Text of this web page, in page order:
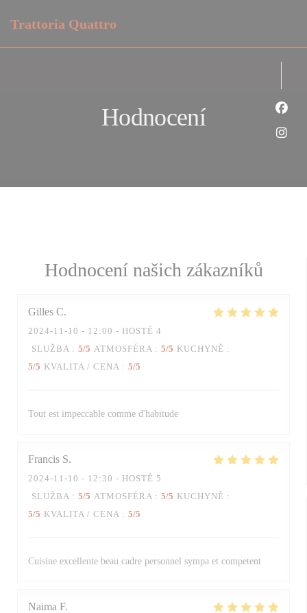
Trattoria Quattro
Hodnocení
Hodnocení našich zákazníků
Gilles C
2024-11-10 - 12:00 - HOSTÉ 4
SLUŽBA : 5/5 ATMOSFÉRA : 5/5 KUCHYNĚ :
5/5 KVALITA / CENA : 5/5
Tout est impeccable comme d'habitude
Francis S
2024-11-10 - 12:30 - HOSTÉ 5
SLUŽBA : 5/5 ATMOSFÉRA : 5/5 KUCHYNĚ :
5/5 KVALITA / CENA : 5/5
Cuisine excellente beau cadre personnel sympa et competent
Naima F